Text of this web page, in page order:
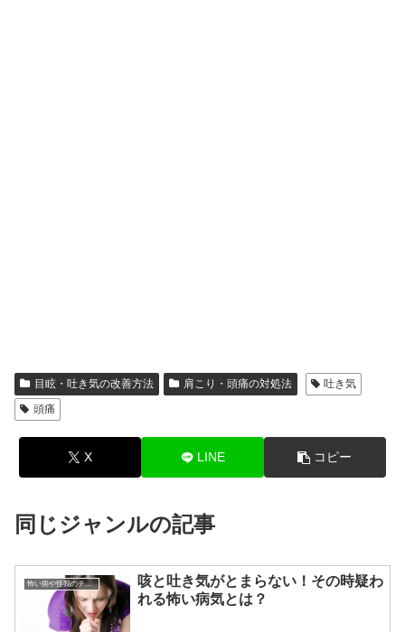
目眩・吐き気の改善方法 肩こり・頭痛の対処法
吐き気
頭痛
X LINE コピー
同じジャンルの記事
怖い病や怪我のチェック
咳と吐き気がとまらない！その時疑わ
れる怖い病気とは？